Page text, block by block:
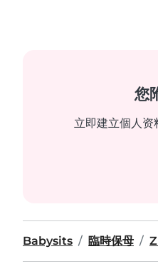
您
立即建立個人资
Babysits 臨時保母